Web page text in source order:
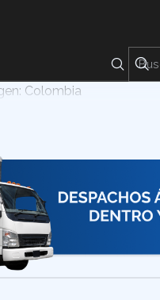
aplicaciones
conocido por su alta
Colombia